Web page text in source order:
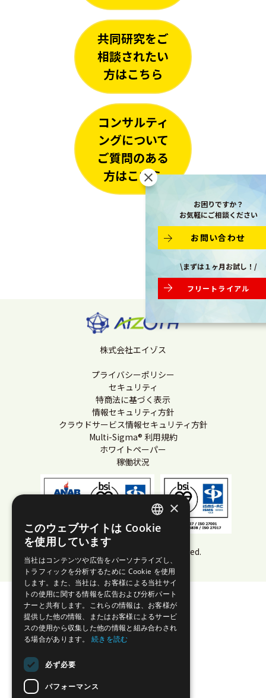
共同研究をご
相談されたい
方はこちら
コンサルティ
ングについて
ご質問のある
方はこちら
株式会社エイゾス
プライバシーポリシー
セキュリティ
特商法に基づく表示
情報セキュリティ方針
クラウドサービス情報セキュリティ方針
Multi-Sigma® 利用規約
ホワイトペーパー
稼働状況
© AIZOTH Inc. All Rights Reserved.
お困りですか？
お気軽にご相談ください
お問い合わせ
\まずは１ヶ月お試し！/
フリートライアル
JAPANESE
×
このウェブサイトは Cookie
を使用しています
当社はコンテンツや広告をパーソナライズし、
トラフィックを分析するために Cookie を使用
します。また、当社は、お客様による当社サイ
トの使用に関する情報を広告および分析パート
ナーと共有します。これらの情報は、お客様が
提供した他の情報、またはお客様によるサービ
スの使用から収集した他の情報と組み合わされ
る場合があります。続きを読む
必ず必要
パフォーマンス